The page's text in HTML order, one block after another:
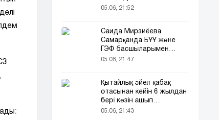
05.06, 21:52
Саида Мирзиёева
Самарқанда БҰҰ және
ГЭФ басшыларымен
кездесті (фото)
05.06, 21:47
Қытайлық әйел қабақ
отасынан кейін 6 жылдан
бері көзін ашып
ұйықтайды
05.06, 21:43